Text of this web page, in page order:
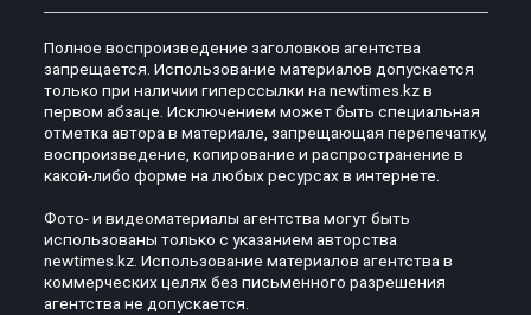
Полное воспроизведение заголовков агентства
запрещается. Использование материалов допускается
только при наличии гиперссылки на newtimes.kz в
первом абзаце. Исключением может быть специальная
отметка автора в материале, запрещающая перепечатку,
воспроизведение, копирование и распространение в
какой-либо форме на любых ресурсах в интернете.
Фото- и видеоматериалы агентства могут быть
использованы только с указанием авторства
newtimes.kz. Использование материалов агентства в
коммерческих целях без письменного разрешения
агентства не допускается.